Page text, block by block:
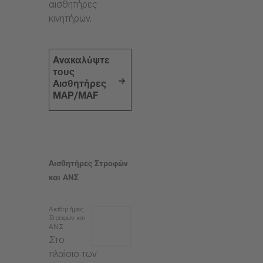
αισθητήρες
κινητήρων.
Ανακαλύψτε
τους
Αισθητήρες
MAP/MAF
Αισθητήρες Στροφών
και ΑΝΣ
Αισθητήρες
Στροφών και
ΑΝΣ
Στο
πλαίσιο των